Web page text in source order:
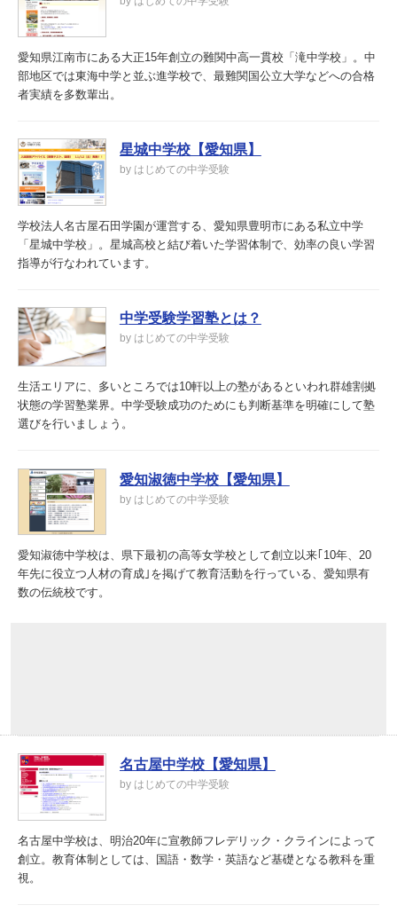
愛知県江南市にある大正15年創立の難関中高一貫校「滝中学校」。中
部地区では東海中学と並ぶ進学校で、最難関国公立大学などへの合格
者実績を多数輩出。
星城中学校【愛知県】
by はじめての中学受験
学校法人名古屋石田学園が運営する、愛知県豊明市にある私立中学
「星城中学校」。星城高校と結び着いた学習体制で、効率の良い学習
指導が行なわれています。
中学受験学習塾とは？
by はじめての中学受験
生活エリアに、多いところでは10軒以上の塾があるといわれ群雄割拠
状態の学習塾業界。中学受験成功のためにも判断基準を明確にして塾
選びを行いましょう。
愛知淑徳中学校【愛知県】
by はじめての中学受験
愛知淑徳中学校は、県下最初の高等女学校として創立以来｢10年、20
年先に役立つ人材の育成｣を掲げて教育活動を行っている、愛知県有
数の伝統校です。
名古屋中学校【愛知県】
by はじめての中学受験
名古屋中学校は、明治20年に宣教師フレデリック・クラインによって
創立。教育体制としては、国語・数学・英語など基礎となる教科を重
視。